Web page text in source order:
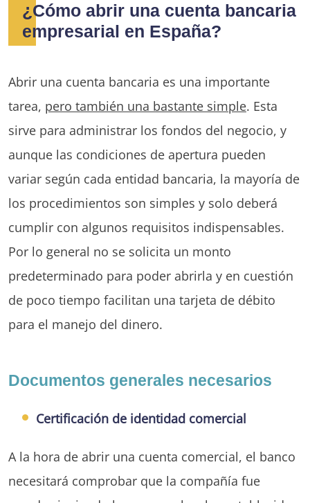
¿Cómo abrir una cuenta bancaria
empresarial en España?
Abrir una cuenta bancaria es una importante
tarea, pero también una bastante simple. Esta
sirve para administrar los fondos del negocio, y
aunque las condiciones de apertura pueden
variar según cada entidad bancaria, la mayoría de
los procedimientos son simples y solo deberá
cumplir con algunos requisitos indispensables.
Por lo general no se solicita un monto
predeterminado para poder abrirla y en cuestión
de poco tiempo facilitan una tarjeta de débito
para el manejo del dinero.
Documentos generales necesarios
Certificación de identidad comercial
A la hora de abrir una cuenta comercial, el banco
necesitará comprobar que la compañía fue